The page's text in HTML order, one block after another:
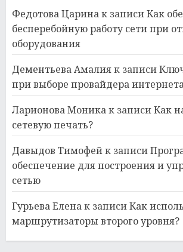
Федотова Царинак записиКак
бесперебойную работу сети при
оборудования
Дементьева Амалияк записи
при выборе провайдера
Ларионова Моникак записиКак
сетевую печать?
Давыдов Тимофейк записи
обеспечение для построения и
сетью
Гурьева Еленак записиКак
маршрутизаторы второго уровня?